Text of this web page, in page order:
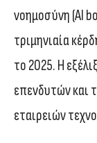
νοημοσύνη (AI
τριμηνιαία
το 2025. Η
επενδυτών και
εταιρειών